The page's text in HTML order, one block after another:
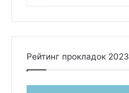
Рейтинг прокладок 2023